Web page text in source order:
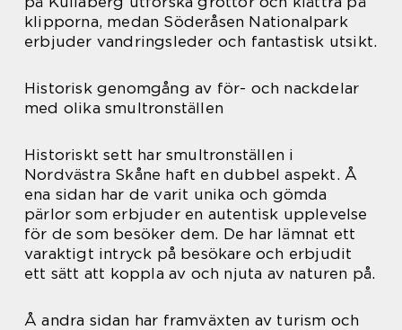
klipporna, medan Söderåsen Nationalpark
erbjuder vandringsleder och fantastisk utsikt.
Historisk genomgång av för- och nackdelar
med olika smultronställen
Historiskt sett har smultronställen i
Nordvästra Skåne haft en dubbel aspekt. Å
ena sidan har de varit unika och gömda
pärlor som erbjuder en autentisk upplevelse
för de som besöker dem. De har lämnat ett
varaktigt intryck på besökare och erbjudit
ett sätt att koppla av och njuta av naturen på.
Å andra sidan har framväxten av turism och